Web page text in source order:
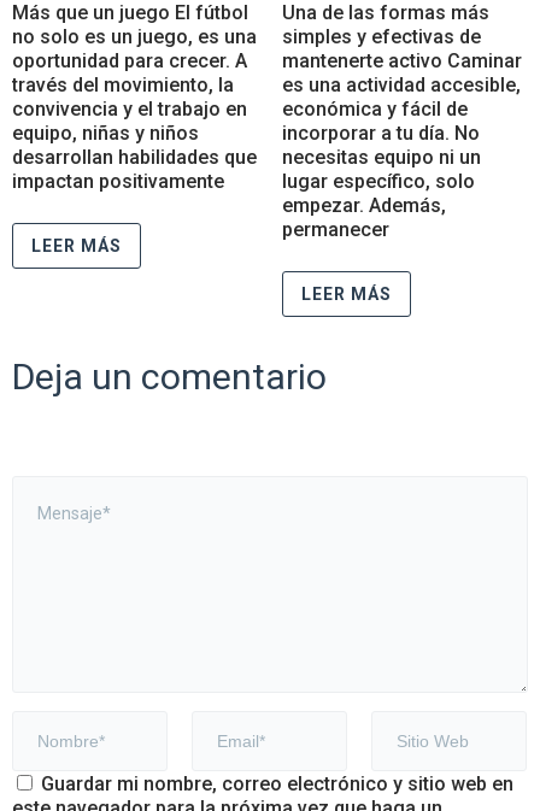
Más que un juego El fútbol
no solo es un juego, es una
oportunidad para crecer. A
través del movimiento, la
convivencia y el trabajo en
equipo, niñas y niños
desarrollan habilidades que
impactan positivamente
LEER MÁS
Una de las formas más
simples y efectivas de
mantenerte activo Caminar
es una actividad accesible,
económica y fácil de
incorporar a tu día. No
necesitas equipo ni un
lugar específico, solo
empezar. Además,
permanecer
LEER MÁS
Deja un comentario
Guardar mi nombre, correo electrónico y sitio web en